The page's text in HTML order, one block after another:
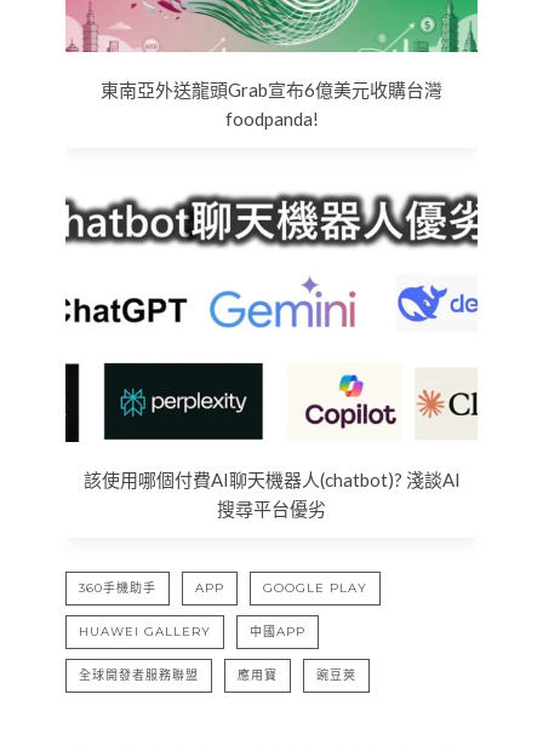
東南亞外送龍頭Grab宣布6億美元收購台灣
foodpanda!
該使用哪個付費AI聊天機器人(chatbot)? 淺談AI
搜尋平台優劣
360手機助手 APP GOOGLE PLAY
HUAWEI GALLERY 中國APP
全球開發者服務聯盟 應用寶 豌豆莢